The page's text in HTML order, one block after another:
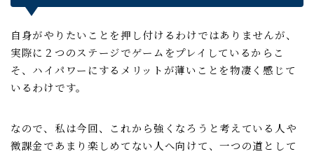
自身がやりたいことを押し付けるわけではありませんが、
実際に２つのステージでゲームをプレイしているからこ
そ、ハイパワーにするメリットが薄いことを物凄く感じて
いるわけです。
なので、私は今回、これから強くなろうと考えている人や
微課金であまり楽しめてない人へ向けて、一つの道として